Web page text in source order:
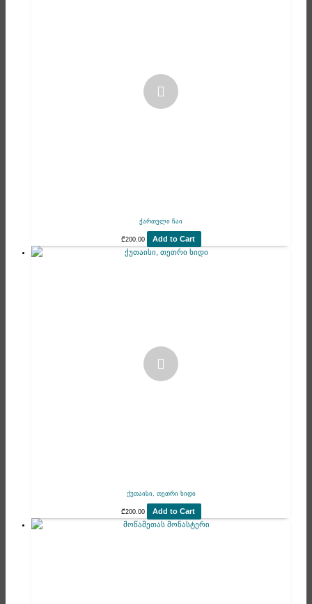
ქართული ჩაი
₾200.00 Add to Cart
ქუთაისი, თეთრი ხიდი
₾200.00 Add to Cart